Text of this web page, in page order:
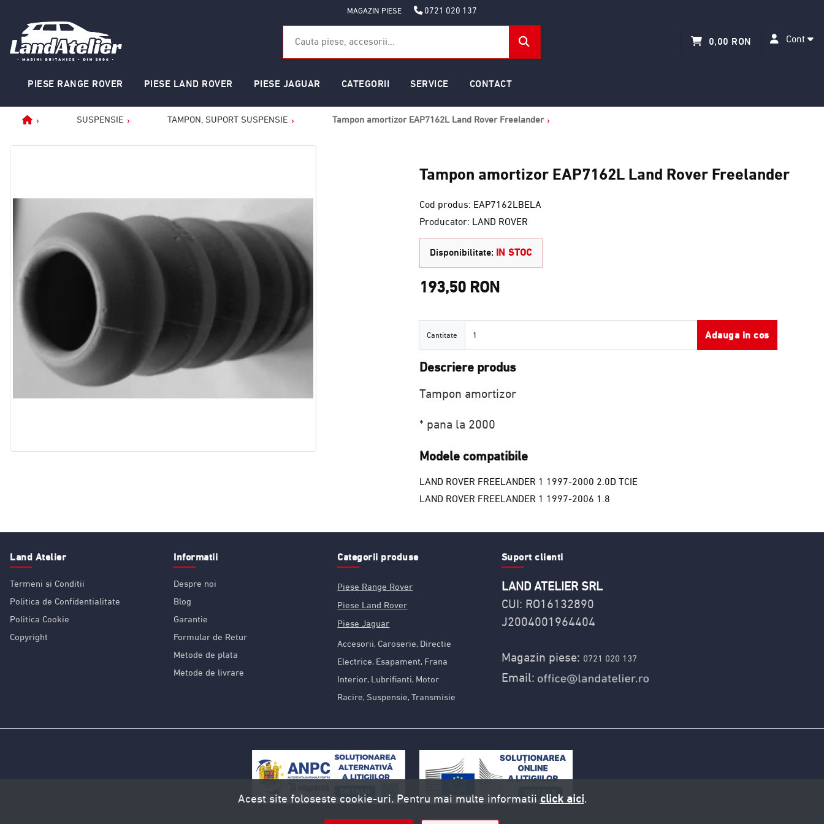
MAGAZIN PIESE 0721 020 137
Cont
0,00 RON
PIESE RANGE ROVER PIESE LAND ROVER PIESE JAGUAR CATEGORII SERVICE CONTACT
Home
SUSPENSIE TAMPON, SUPORT SUSPENSIE Tampon amortizor EAP7162L Land Rover Freelander
Tampon amortizor EAP7162L Land Rover Freelander
Cod produs: EAP7162LBELA
Producator: LAND ROVER
Disponibilitate: IN STOC
193,50 RON
Cantitate Adauga in cos
Descriere produs
Tampon amortizor
* pana la 2000
Modele compatibile
LAND ROVER FREELANDER 1 1997-2000 2.0D TCIE
LAND ROVER FREELANDER 1 1997-2006 1.8
Land Atelier
Termeni si Conditii
Politica de Confidentialitate
Politica Cookie
Copyright
Informatii
Despre noi
Blog
Garantie
Formular de Retur
Metode de plata
Metode de livrare
Categorii produse
Piese Range Rover
Piese Land Rover
Piese Jaguar
Accesorii, Caroserie, Directie
Electrice, Esapament, Frana
Interior, Lubrifianti, Motor
Racire, Suspensie,Transmisie
Suport clienti
LAND ATELIER SRL
CUI: RO16132890
J2004001964404
Magazin piese: 0721 020 137
Email:
Acest site foloseste cookie-uri. Pentru mai multe informatii click aici.